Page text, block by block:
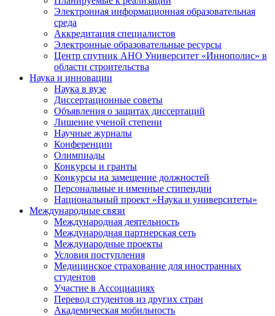
Электронная информационная образовательная
среда
Аккредитация специалистов
Электронные образовательные ресурсы
Центр спутник АНО Университет «Иннополис» в
области строительства
Наука и инновации
Наука в вузе
Диссертационные советы
Объявления о защитах диссертаций
Лишение ученой степени
Научные журналы
Конференции
Олимпиады
Конкурсы и гранты
Конкурсы на замещение должностей
Персональные и именные стипендии
Национальный проект «Наука и университеты»
Международные связи
Международная деятельность
Международная партнерская сеть
Международные проекты
Условия поступления
Медицинское страхование для иностранных
студентов
Участие в Ассоциациях
Перевод студентов из других стран
Академическая мобильность